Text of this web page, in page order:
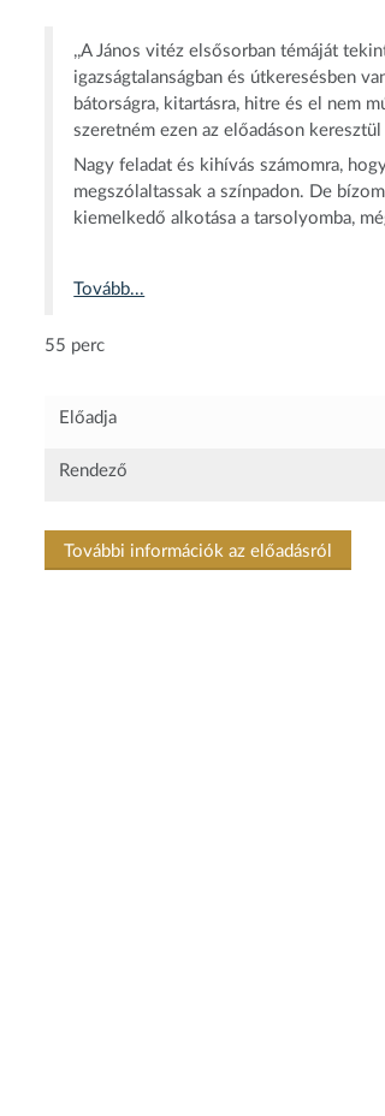
,,A János vitéz elsősorban témáját
igazságtalanságban és útkeresésben
bátorságra, kitartásra, hitre és el nem
szeretném ezen az előadáson
Nagy feladat és kihívás számomra,
megszólaltassak a színpadon. De
kiemelkedő alkotása a tarsolyomba,
Tovább...
55 perc
Előadja
Rendező
További információk az előadásról